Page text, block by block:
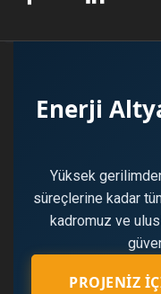
Enerji
Yüksek
süreçlerine kadar
kadromuz ve
PROJENIZ